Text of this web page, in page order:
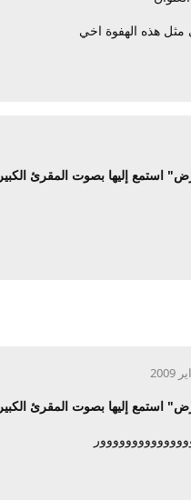
هذه الهفوة اخي
استمع إليها بصوت المقرئ الكبير
استمع إليها بصوت المقرئ الكبير